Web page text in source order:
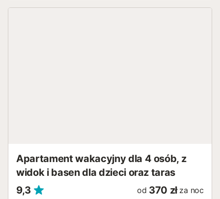
Apartament wakacyjny dla 4 osób, z
widok i basen dla dzieci oraz taras
9,3
od 370 zł za noc